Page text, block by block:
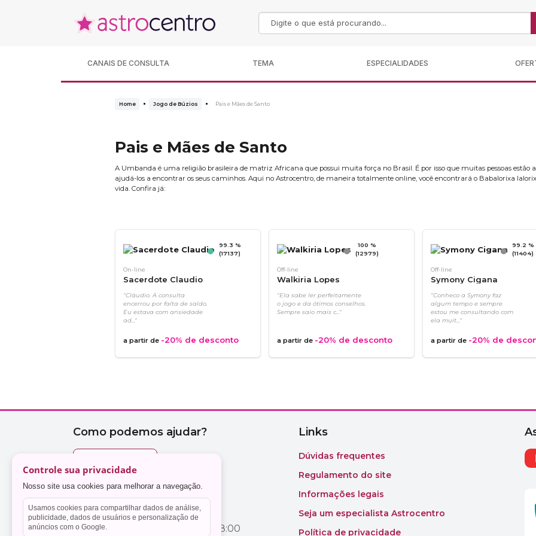
CANAIS DE CONSULTA TEMA ESPECIALIDADES
Home Jogo de Búzios Pais e Mães de Santo
Pais e Mães de Santo
A Umbanda é uma religião brasileira de matriz Africana que possui muita força no Brasil. É por isso que muitas pessoas estão
ajudá-los a encontrar os seus caminhos. Aqui no Astrocentro, de maneira totalmente online, você encontrará o Babalorixa
vida. Confira já:
99.3 %
(17137)
On-line
Sacerdote Claudio
"Cláudio. A consulta
encerrou por falta de saldo.
Eu estava com ansiedade
ad..."
a partir de -20% de desconto
100 %
(12979)
Off-line
Walkiria Lopes
"Ela sabe ler perfeitamente
o jogo e da ótimos conselhos.
Sempre saio mais c..."
a partir de -20% de desconto
99.2 %
(11404)
Off-line
Symony Cigana
"Conheco a Symony faz
algum tempo e sempre
estou me consultando com
ela muit..."
a partir de -20% de
Controle sua privacidade
Nosso site usa cookies para melhorar a navegação.
Usamos cookies para compartilhar dados de análise,
publicidade, dados de usuários e personalização de
anúncios com o Google.